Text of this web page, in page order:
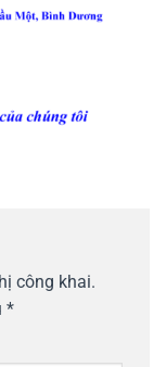
công khai.
*